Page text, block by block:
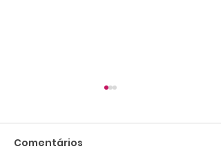
Comentários